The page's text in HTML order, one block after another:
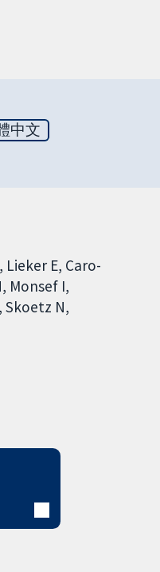
中文
Lieker E Caro-
Monsef I
Skoetz N